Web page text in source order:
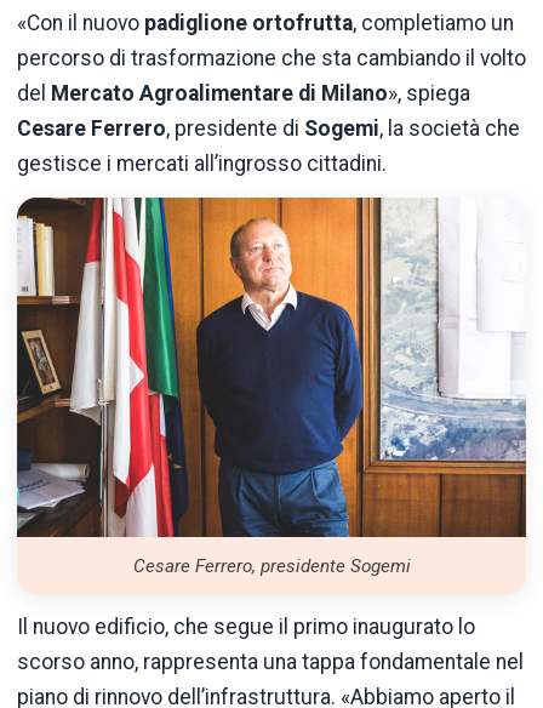
«Con il nuovo padiglione ortofrutta, completiamo un
percorso di trasformazione che sta cambiando il volto
del Mercato Agroalimentare di Milano», spiega
Cesare Ferrero, presidente di Sogemi, la società che
gestisce i mercati all’ingrosso cittadini.
Cesare Ferrero, presidente Sogemi
Il nuovo edificio, che segue il primo inaugurato lo
scorso anno, rappresenta una tappa fondamentale nel
piano di rinnovo dell’infrastruttura. «Abbiamo aperto il